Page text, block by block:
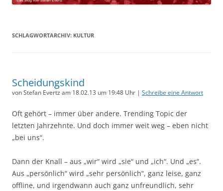
SCHLAGWORTARCHIV: KULTUR
Scheidungskind
von Stefan Evertz am 18.02.13 um 19:48 Uhr | Schreibe eine Antwort
Oft gehört – immer über andere. Trending Topic der
letzten Jahrzehnte. Und doch immer weit weg – eben nicht
„bei uns“.
Dann der Knall – aus „wir“ wird „sie“ und „ich“. Und „es“.
Aus „persönlich“ wird „sehr persönlich“, ganz leise, ganz
offline, und irgendwann auch ganz unfreundlich, sehr